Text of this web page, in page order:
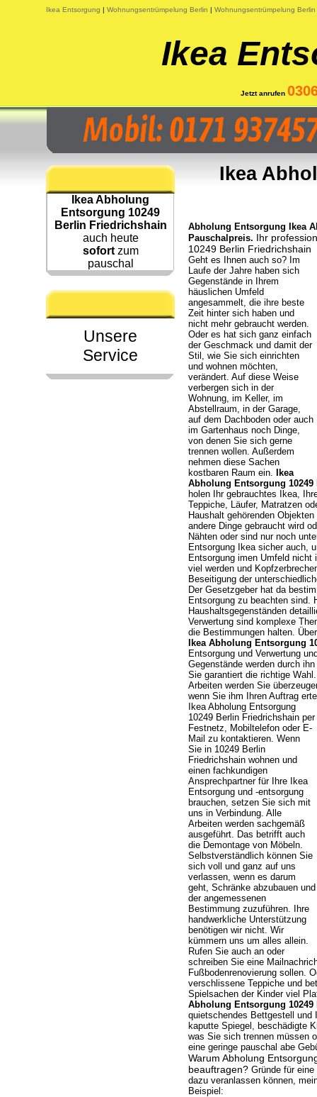
Ikea Entsorgung | Wohnungsentrümpelung Berlin | Wohnungsentrümpelung Berlin
Ikea
Jetzt anrufen
Ikea Abholung
Entsorgung 10249
Berlin Friedrichshain
auch heute
sofortzum
pauschal
Unsere
Service
Ikea
Abholung Entsorgung Ikea
Pauschalpreis. Ihr
10249 Berlin Friedrichshain
Geht es Ihnen auch so? Im
Laufe der Jahre haben sich
Gegenstände in Ihrem
häuslichen Umfeld
angesammelt, die ihre beste
Zeit hinter sich haben und
nicht mehr gebraucht werden.
Oder es hat sich ganz einfach
der Geschmack und damit der
Stil, wie Sie sich einrichten
und wohnen möchten,
verändert. Auf diese Weise
verbergen sich in der
Wohnung, im Keller, im
Abstellraum, in der Garage,
auf dem Dachboden oder auch
im Gartenhaus noch Dinge,
von denen Sie sich gerne
trennen wollen. Außerdem
nehmen diese Sachen
kostbaren Raum ein.
Ikea
Abholung Entsorgung
holen Ihr gebrauchtes Ikea,
Teppiche, Läufer, Matratzen
Haushalt gehörenden
andere Dinge gebraucht wird
Nähten oder sind nur noch
Entsorgung Ikea sicher auch,
Entsorgung imen Umfeld
viel werden und
Beseitigung der
Der Gesetzgeber hat da
Entsorgung zu beachten sind.
Haushaltsgegenständen
Verwertung sind komplexe
die Bestimmungen halten.
Ikea Abholung Entsorgung
Entsorgung und Verwertung
Gegenstände werden durch
Sie garantiert die richtige
Arbeiten werden Sie
wenn Sie ihm Ihren Auftrag
Ikea Abholung Entsorgung
10249 Berlin Friedrichshain per
Festnetz, Mobiltelefon oder E-
Mail zu kontaktieren. Wenn
Sie in 10249 Berlin
Friedrichshain wohnen und
einen fachkundigen
Ansprechpartner für Ihre Ikea
Entsorgung und -entsorgung
brauchen, setzen Sie sich mit
uns in Verbindung. Alle
Arbeiten werden sachgemäß
ausgeführt. Das betrifft auch
die Demontage von Möbeln.
Selbstverständlich können Sie
sich voll und ganz auf uns
verlassen, wenn es darum
geht, Schränke abzubauen und
der angemessenen
Bestimmung zuzuführen. Ihre
handwerkliche Unterstützung
benötigen wir nicht. Wir
kümmern uns um alles allein.
Rufen Sie auch an oder
schreiben Sie eine
Fußbodenrenovierung sollen.
verschlissene Teppiche und
Spielsachen der Kinder viel
Abholung Entsorgung
quietschendes Bettgestell und
kaputte Spiegel, beschädigte
was Sie sich trennen müssen
eine geringe pauschal abe
Warum Abholung
beauftragen? Gründe für
dazu veranlassen können,
Beispiel: